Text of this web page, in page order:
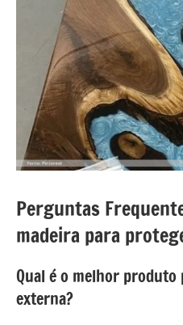
Perguntas
madeira para
Qual é o melhor
externa?